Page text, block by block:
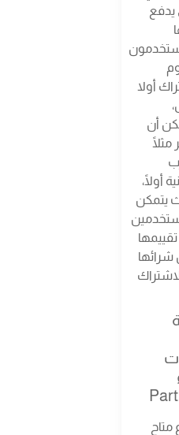
يدفع
أولا
أن
مثلًا
أولًا،
يتمكن
شرائها
متاح